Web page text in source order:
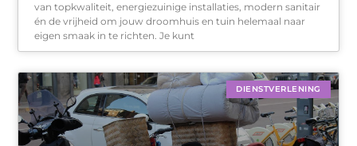
van topkwaliteit, energiezuinige installaties, modern sanitair
én de vrijheid om jouw droomhuis en tuin helemaal naar
eigen smaak in te richten. Je kunt
DIENSTVERLENING